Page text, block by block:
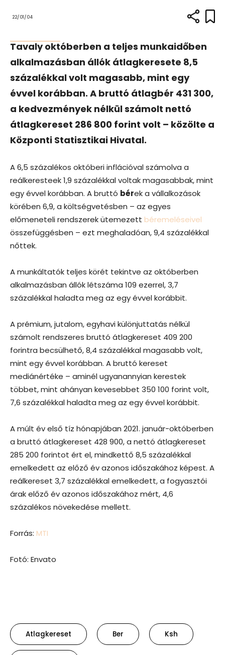
22/01/04
Tavaly októberben a teljes munkaidőben
alkalmazásban állók átlagkeresete 8,5
százalékkal volt magasabb, mint egy
évvel korábban. A bruttó átlagbér 431 300,
a kedvezmények nélkül számolt nettó
átlagkereset 286 800 forint volt – közölte a
Központi Statisztikai Hivatal.
A 6,5 százalékos októberi inflációval számolva a
reálkeresteek 1,9 százalékkal voltak magasabbak, mint
egy évvel korábban. A bruttó bérek a vállalkozások
körében 6,9, a költségvetésben – az egyes
előmeneteli rendszerek ütemezett béremeléseivel
összefüggésben – ezt meghaladóan, 9,4 százalékkal
nőttek.
A munkáltatók teljes körét tekintve az októberben
alkalmazásban állók létszáma 109 ezerrel, 3,7
százalékkal haladta meg az egy évvel korábbit.
A prémium, jutalom, egyhavi különjuttatás nélkül
számolt rendszeres bruttó átlagkereset 409 200
forintra becsülhető, 8,4 százalékkal magasabb volt,
mint egy évvel korábban. A bruttó kereset
mediánértéke – aminél ugyanannyian kerestek
többet, mint ahányan kevesebbet 350 100 forint volt,
7,6 százalékkal haladta meg az egy évvel korábbit.
A múlt év első tíz hónapjában 2021. január-októberben
a bruttó átlagkereset 428 900, a nettó átlagkereset
285 200 forintot ért el, mindkettő 8,5 százalékkal
emelkedett az előző év azonos időszakához képest. A
reálkereset 3,7 százalékkal emelkedett, a fogyasztói
árak előző év azonos időszakához mért, 4,6
százalékos növekedése mellett.
Forrás: MTI
Fotó: Envato
Atlagkereset Ber Ksh